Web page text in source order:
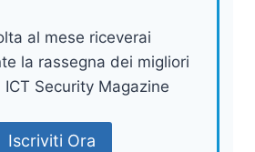
al mese riceverai
la rassegna dei migliori
Security Magazine
Iscriviti Ora